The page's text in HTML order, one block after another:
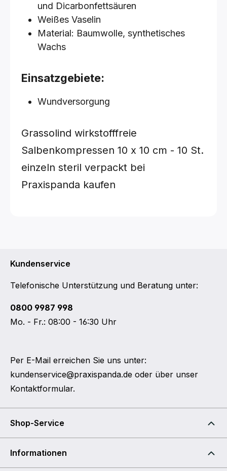
und Dicarbonfettsäuren
Weißes Vaselin
Material: Baumwolle, synthetisches
Wachs
Einsatzgebiete:
Wundversorgung
Grassolind wirkstofffreie
Salbenkompressen 10 x 10 cm - 10 St.
einzeln steril verpackt bei
Praxispanda kaufen
Kundenservice
Telefonische Unterstützung und Beratung unter:
0800 9987 998
Mo. - Fr.: 08:00 - 16:30 Uhr
Per E-Mail erreichen Sie uns unter:
kundenservice@praxispanda.de oder über unser
Kontaktformular.
Shop-Service
Informationen